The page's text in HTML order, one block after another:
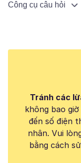
Công cụ câu hỏi
Tránh các
không bao
đến số điện
nhân. Vui
bằng cách